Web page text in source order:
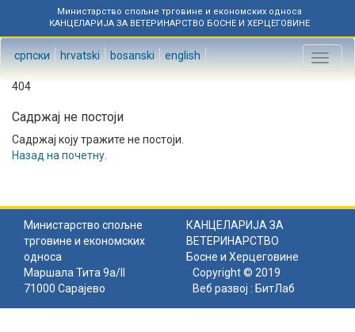
Министарство спољне трговине и економских односа
КАНЦЕЛАРИЈА ЗА ВЕТЕРИНАРСТВО БОСНЕ И ХЕРЦЕГОВИНЕ
српски hrvatski bosanski english
Toggle
404
Садржај не постоји
Садржај коју тражите не постоји.
Назад на почетну
Министарство спољне
трговине и економских
односа
КАНЦЕЛАРИЈА ЗА
ВЕТЕРИНАРСТВО
Босне и Херцеговине
Маршала Тита 9а/II
71000 Сарајево
Copyright © 2019
Веб развој : БитЛаб